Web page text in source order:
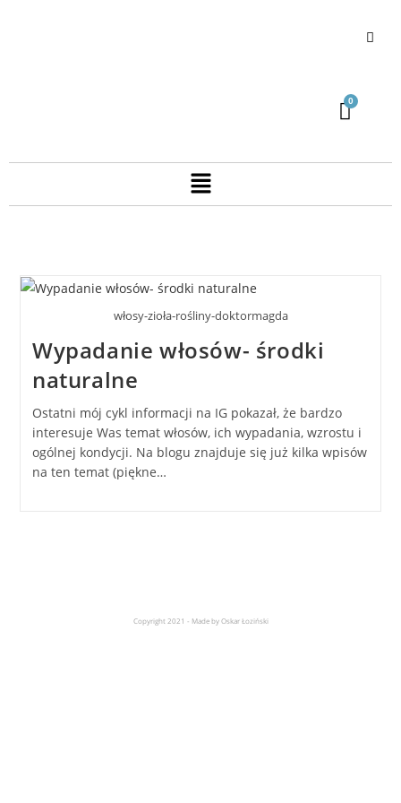
włosy-zioła-rośliny-doktormagda
Wypadanie włosów- środki
naturalne
Ostatni mój cykl informacji na IG pokazał, że bardzo
interesuje Was temat włosów, ich wypadania, wzrostu i
ogólnej kondycji. Na blogu znajduje się już kilka wpisów
na ten temat (piękne…
Copyright 2021 - Made by Oskar Łoziński